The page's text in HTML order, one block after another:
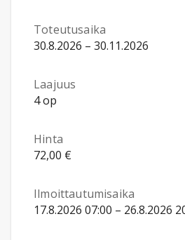
Toteutusaika
30.8.2026 – 30.11.2026
Laajuus
4 op
Hinta
72,00 €
Ilmoittautumisaika
17.8.2026 07:00 – 26.8.2026